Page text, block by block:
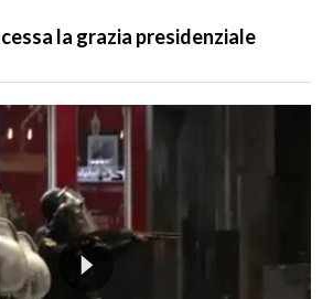
la grazia presidenziale